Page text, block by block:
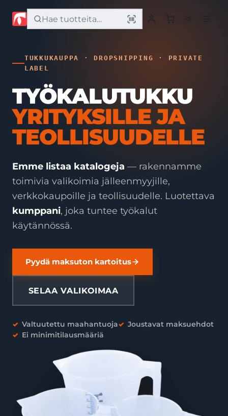
Etusivu
Tuotteet
Palvelut
Yritys
Yhteystiedot
TUKKUKAUPPA · DROPSHIPPING · PRIVATE
LABEL
TYÖKALUTUKKU
YRITYKSILLE JA
TEOLLISUUDELLE
Emme listaa katalogeja — rakennamme
toimivia valikoimia jälleenmyyjille,
verkkokaupoille ja teollisuudelle. Luotettava
kumppani, joka tuntee työkalut
käytännössä.
Pyydä maksuton kartoitus
SELAA VALIKOIMAA
Valtuutettu maahantuoja
Joustavat maksuehdot
Ei minimitilausmääriä